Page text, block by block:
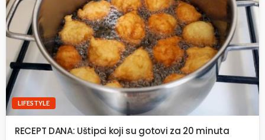
LIFESTYLE
RECEPT DANA: Uštipci koji su gotovi za 20 minuta